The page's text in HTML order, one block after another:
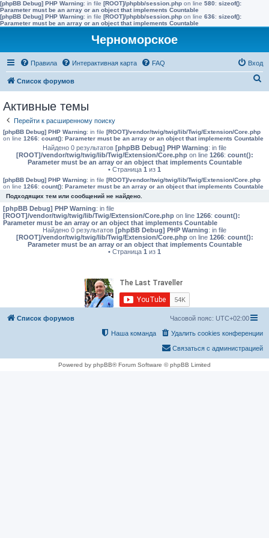
[phpBB Debug] PHP Warning: in file [ROOT]/phpbb/session.php on line 580: sizeof():
Parameter must be an array or an object that implements Countable
[phpBB Debug] PHP Warning: in file [ROOT]/phpbb/session.php on line 636: sizeof():
Parameter must be an array or an object that implements Countable
Черноморское
Правила Интерактивная карта FAQ Вход
Список форумов
к
Активные темы
Перейти к расширенному поиску
[phpBB Debug] PHP Warning: in file [ROOT]/vendor/twig/twig/lib/Twig/Extension/Core.php
on line 1266: count(): Parameter must be an array or an object that implements Countable
Найдено 0 результатов [phpBB Debug] PHP Warning: in file
[ROOT]/vendor/twig/twig/lib/Twig/Extension/Core.phpon line 1266: count():
Parameter must be an array or an object that implements Countable
• Страница 1 из 1
[phpBB Debug] PHP Warning: in file [ROOT]/vendor/twig/twig/lib/Twig/Extension/Core.php
on line 1266: count(): Parameter must be an array or an object that implements Countable
Подходящих тем или сообщений не найдено.
[phpBB Debug] PHP Warning: in file
[ROOT]/vendor/twig/twig/lib/Twig/Extension/Core.php on line 1266: count():
Parameter must be an array or an object that implements Countable
Найдено 0 результатов [phpBB Debug] PHP Warning: in file
[ROOT]/vendor/twig/twig/lib/Twig/Extension/Core.phpon line 1266: count():
Parameter must be an array or an object that implements Countable
• Страница 1 из 1
Список форумов Часовой пояс: UTC+02:00
Удалить cookies конференции
Наша команда
Связаться с администрацией
Powered by phpBB® Forum Software © phpBB Limited